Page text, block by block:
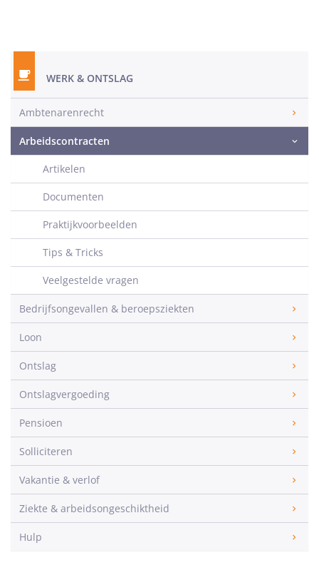
WERK & ONTSLAG
Ambtenarenrecht
Arbeidscontracten
Artikelen
Documenten
Praktijkvoorbeelden
Tips & Tricks
Veelgestelde vragen
Bedrijfsongevallen & beroepsziekten
Loon
Ontslag
Ontslagvergoeding
Pensioen
Solliciteren
Vakantie & verlof
Ziekte & arbeidsongeschiktheid
Hulp